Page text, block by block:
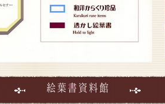
絵葉書資料館